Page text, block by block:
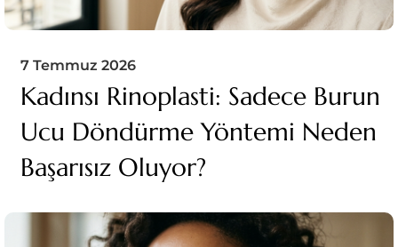
7 Temmuz 2026
Kadınsı Rinoplasti: Sadece Burun
Ucu Döndürme Yöntemi Neden
Başarısız Oluyor?